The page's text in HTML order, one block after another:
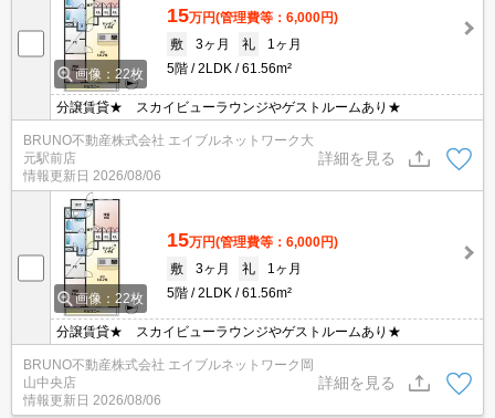
画像：22枚
15万円(管理費等：6,000円)
敷
3ヶ月 礼
1ヶ月
5階
2LDK 61.56m²
分譲賃貸★ スカイビューラウンジやゲストルームあり★
BRUNO不動産株式会社 エイブルネットワーク大
元駅前店
情報更新日 2026/08/06
詳細を見る
画像：22枚
15万円(管理費等：6,000円)
敷
3ヶ月 礼
1ヶ月
5階
2LDK 61.56m²
分譲賃貸★ スカイビューラウンジやゲストルームあり★
BRUNO不動産株式会社 エイブルネットワーク岡
山中央店
情報更新日 2026/08/06
詳細を見る